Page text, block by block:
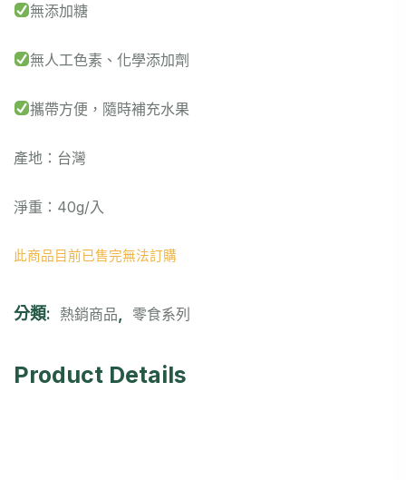
無添加糖
無人工色素、化學添加劑
攜帶方便，隨時補充水果
產地：台灣
淨重：40g/入
此商品目前已售完無法訂購
分類: 熱銷商品 零食系列
Product Details